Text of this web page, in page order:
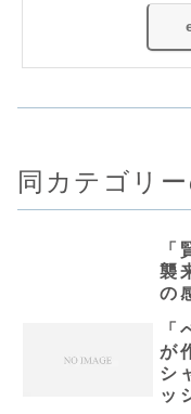
同カテゴリ
襲
の
が
シ
ッ